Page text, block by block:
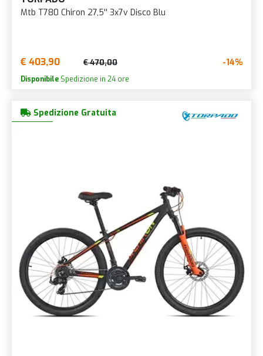
Mtb T780 Chiron 27,5'' 3x7v Disco Blu
€ 403,90 € 470,00 -14%
Disponibile Spedizione in 24 ore
Spedizione Gratuita